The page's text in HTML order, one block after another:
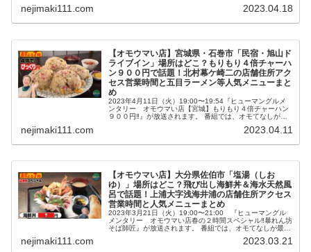
nejimaki111.com 2023.04.18
【オモウマい店】宮城県・石巻市「民宿・旭山ド
ライブイン」場所はどこ？もりもり４倍チャーハ
ン９００円で話題！北村幕ケ崎二の店舗住所アク
セス営業時間と五目ラーメン等人気メニューまと
め
2023年4月11日（火）19:00〜19:54『ヒューマングルメ
ンタリー オモウマい店【宮城】もりもり４倍チャーハン
９００円‼』が放送されます。 番組では、オモてなしが最
nejimaki111.com 2023.04.11
【オモウマい店】大分県佐伯市「塩湯（しお
ゆ）」場所はどこ？飛び出し海鮮丼＆海水天然風
呂で話題！上浦大字浅海井浦の店舗住所アクセス
営業時間と人気メニューまとめ
2023年3月21日（火）19:00〜21:00 『ヒューマングル
メンタリー オモウマい店春の２時間スペシャル‼暴れん坊
そば師匠』が放送されます。 番組では、オモてなしが最高
nejimaki111.com 2023.03.21